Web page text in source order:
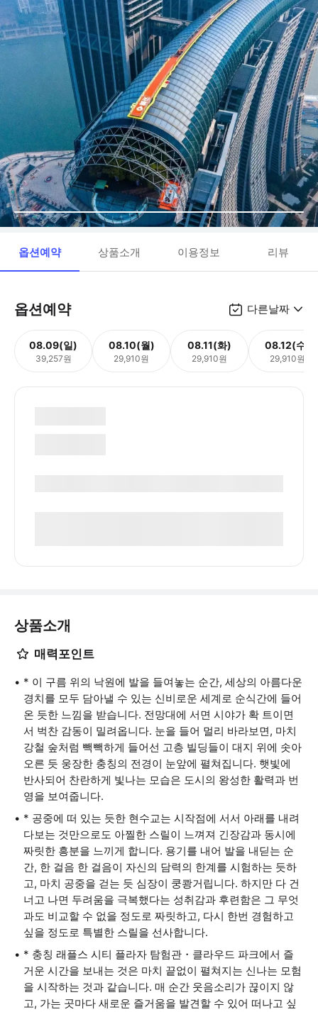
옵션예약 상품소개 이용정보 리뷰
옵션예약 다른날짜
08.09(일)
39,257원
08.10(월)
29,910원
08.11(화)
29,910원
08.12(수)
29,910원
상품소개
매력포인트
* 이 구름 위의 낙원에 발을 들여놓는 순간, 세상의 아름다운
경치를 모두 담아낼 수 있는 신비로운 세계로 순식간에 들어
온 듯한 느낌을 받습니다. 전망대에 서면 시야가 확 트이면
서 벅찬 감동이 밀려옵니다. 눈을 들어 멀리 바라보면, 마치
강철 숲처럼 빽빽하게 들어선 고층 빌딩들이 대지 위에 솟아
오른 듯 웅장한 충칭의 전경이 눈앞에 펼쳐집니다. 햇빛에
반사되어 찬란하게 빛나는 모습은 도시의 왕성한 활력과 번
영을 보여줍니다.
* 공중에 떠 있는 듯한 현수교는 시작점에 서서 아래를 내려
다보는 것만으로도 아찔한 스릴이 느껴져 긴장감과 동시에
짜릿한 흥분을 느끼게 합니다. 용기를 내어 발을 내딛는 순
간, 한 걸음 한 걸음이 자신의 담력의 한계를 시험하는 듯하
고, 마치 공중을 걷는 듯 심장이 쿵쾅거립니다. 하지만 다 건
너고 나면 두려움을 극복했다는 성취감과 후련함은 그 무엇
과도 비교할 수 없을 정도로 짜릿하고, 다시 한번 경험하고
싶을 정도로 특별한 스릴을 선사합니다.
* 충칭 래플스 시티 플라자 탐험관・클라우드 파크에서 즐
거운 시간을 보내는 것은 마치 끝없이 펼쳐지는 신나는 모험
을 시작하는 것과 같습니다. 매 순간 웃음소리가 끊이지 않
고, 가는 곳마다 새로운 즐거움을 발견할 수 있어 떠나고 싶